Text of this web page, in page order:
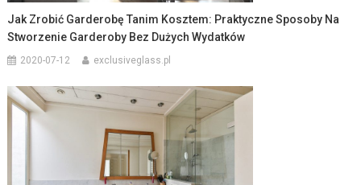
Jak Zrobić Garderobę Tanim Kosztem: Praktyczne Sposoby Na
Stworzenie Garderoby Bez Dużych Wydatków
2020-07-12 exclusiveglass.pl